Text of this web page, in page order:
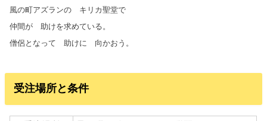
風の町アズランの キリカ聖堂で
仲間が 助けを求めている。
僧侶となって 助けに 向かおう。
受注場所と条件